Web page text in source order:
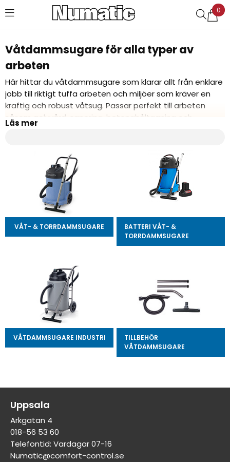
0
Favoriter (0)
Våtdammsugare för alla typer av
arbeten
Här hittar du våtdammsugare som klarar allt från enklare
jobb till riktigt tuffa arbeten och miljöer som kräver en
kraftig och robust våtsug. Passar perfekt till arbeten
såsom golvvård, sanering, betonghåltagning och
vattenskärning. Våra våtsugar är både kraftfulla och
VÅT- & TORRDAMMSUGARE
BATTERI VÅT- &
TORRDAMMSUGARE
VÅTDAMMSUGARE INDUSTRI
TILLBEHÖR
VÅTDAMMSUGARE
Uppsala
Arkgatan 4
018-56 53 60
Telefontid: Vardagar 07-16
Numatic@comfort-control.se